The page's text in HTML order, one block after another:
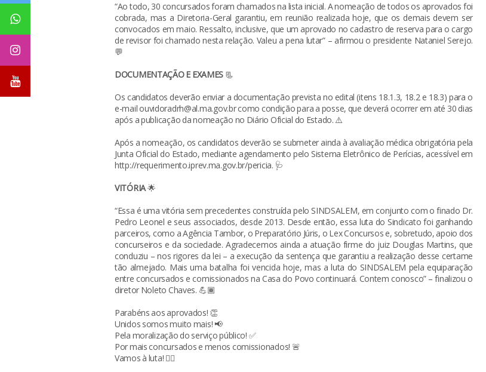
“Ao todo, 30 concursados foram chamados na lista inicial. A nomeação de todos os aprovados foi
cobrada, mas a Diretoria-Geral garantiu, em reunião realizada hoje, que os demais devem ser
convocados em maio. Ressalto, inclusive, que um aprovado no cadastro de reserva para o cargo
de revisor foi chamado nesta relação. Valeu a pena lutar” – afirmou o presidente Nataniel Serejo.
💬
DOCUMENTAÇÃO E EXAMES 📃
Os candidatos deverão enviar a documentação prevista no edital (itens 18.1.3, 18.2 e 18.3) para o
e-mail ouvidoradrh@al.ma.gov.br como condição para a posse, que deverá ocorrer em até 30 dias
após a publicação da nomeação no Diário Oficial do Estado. ⚠️
Após a nomeação, os candidatos deverão se submeter ainda à avaliação médica obrigatória pela
Junta Oficial do Estado, mediante agendamento pelo Sistema Eletrônico de Perícias, acessível em
http://requerimento.iprev.ma.gov.br/pericia. 🩺
VITÓRIA🌟
“Essa é uma vitória sem precedentes construída pelo SINDSALEM, em conjunto com o finado Dr.
Pedro Leonel e seus associados, desde 2013. Desde então, essa luta do Sindicato foi ganhando
parceiros, como a Agência Tambor, o Preparatório Júris, o Lex Concursos e, sobretudo, apoio dos
concurseiros e da sociedade. Agradecemos ainda a atuação firme do juiz Douglas Martins, que
conduziu – nos rigores da lei – a execução da sentença que garantiu a realização desse certame
tão almejado. Mais uma batalha foi vencida hoje, mas a luta do SINDSALEM pela equiparação
entre concursados e comissionados na Casa do Povo continuará. Contem conosco” – finalizou o
diretor Noleto Chaves. 💪🏾
Parabéns aos aprovados! 👏
Unidos somos muito mais! 📢
Pela moralização do serviço público! ✅
Por mais concursados e menos comissionados! 🚨
Vamos à luta! ✊🏽